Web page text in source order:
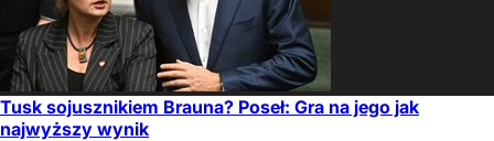
Tusk sojusznikiem Brauna? Poseł: Gra na jego jak
najwyższy wynik